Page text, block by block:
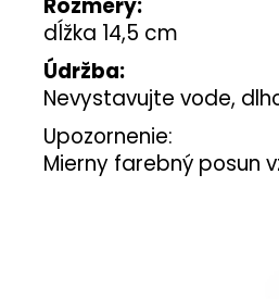
Rozmery:
dĺžka 14,5 cm
Údržba:
Nevystavujte vode,
Upozornenie:
Mierny farebný posun